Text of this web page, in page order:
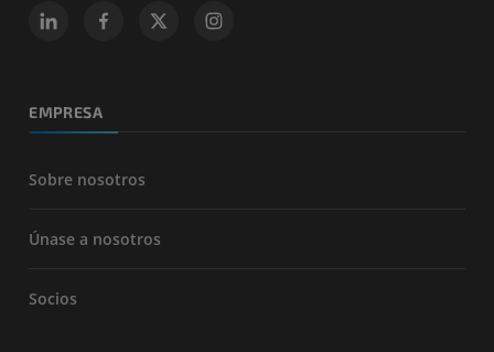
EMPRESA
Sobre nosotros
Únase a nosotros
Socios